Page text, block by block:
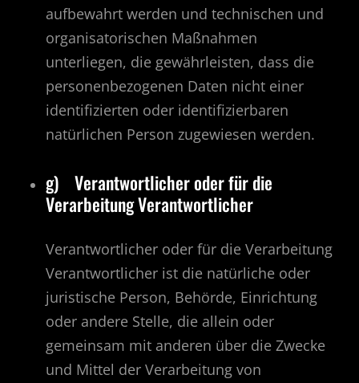
aufbewahrt werden und technischen und
organisatorischen Maßnahmen
unterliegen, die gewährleisten, dass die
personenbezogenen Daten nicht einer
identifizierten oder identifizierbaren
natürlichen Person zugewiesen werden.
g) Verantwortlicher oder für die
Verarbeitung Verantwortlicher
Verantwortlicher oder für die Verarbeitung
Verantwortlicher ist die natürliche oder
juristische Person, Behörde, Einrichtung
oder andere Stelle, die allein oder
gemeinsam mit anderen über die Zwecke
und Mittel der Verarbeitung von